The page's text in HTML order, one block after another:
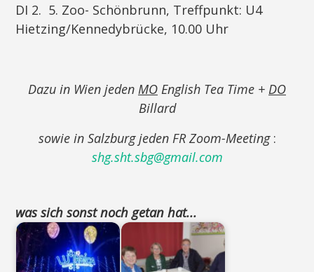
DI 2. 5. Zoo- Schönbrunn, Treffpunkt: U4
Hietzing/Kennedybrücke, 10.00 Uhr
Dazu in Wien jeden MO English Tea Time + DO
Billard
sowie in Salzburg jeden FR Zoom-Meeting :
shg.sht.sbg@gmail.com
was sich sonst noch getan hat...